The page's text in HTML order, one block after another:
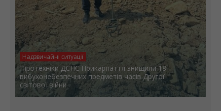
Надзвичайні ситуації
Піротехніки ДСНС Прикарпаття знищили 18
вибухонебезпечних предметів часів Другої
світової війни